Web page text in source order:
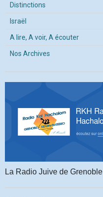
Distinctions
Israël
A lire, A voir, A écouter
Nos Archives
La Radio Juive de Grenoble